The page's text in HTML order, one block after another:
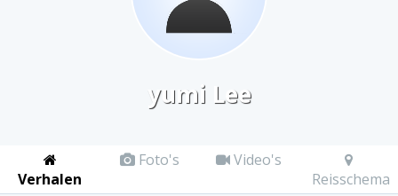
yumi Lee
Verhalen
Foto's
Video's
Reisschema